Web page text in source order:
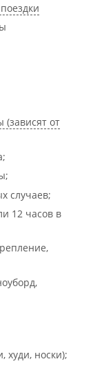
от
случаев;
12 часов в
худи, носки);